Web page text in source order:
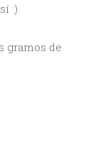
:).
gramos de